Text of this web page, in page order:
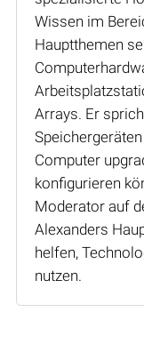
Wissen im
Hauptthemen
Arrays. Er
Computer
konfigurieren
Moderator auf
Alexanders
helfen,
nutzen.